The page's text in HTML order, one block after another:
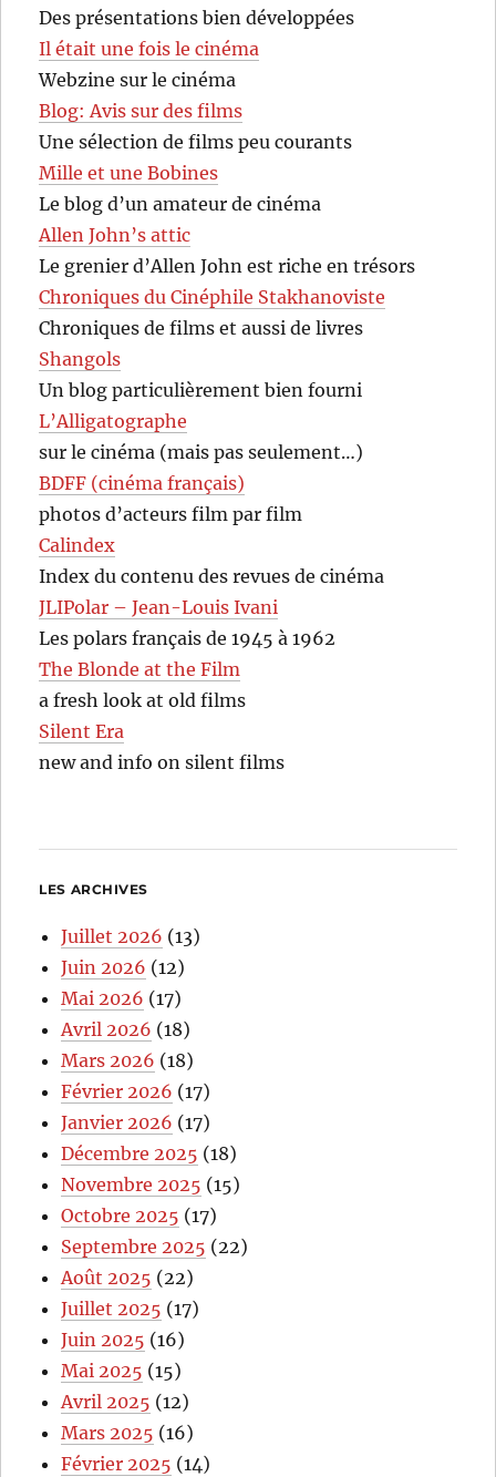
Des présentations bien développées
Il était une fois le cinéma
Webzine sur le cinéma
Blog: Avis sur des films
Une sélection de films peu courants
Mille et une Bobines
Le blog d’un amateur de cinéma
Allen John’s attic
Le grenier d’Allen John est riche en trésors
Chroniques du Cinéphile Stakhanoviste
Chroniques de films et aussi de livres
Shangols
Un blog particulièrement bien fourni
L’Alligatographe
sur le cinéma (mais pas seulement…)
BDFF (cinéma français)
photos d’acteurs film par film
Calindex
Index du contenu des revues de cinéma
JLIPolar – Jean-Louis Ivani
Les polars français de 1945 à 1962
The Blonde at the Film
a fresh look at old films
Silent Era
new and info on silent films
LES ARCHIVES
Juillet 2026 (13)
Juin 2026 (12)
Mai 2026 (17)
Avril 2026 (18)
Mars 2026 (18)
Février 2026 (17)
Janvier 2026 (17)
Décembre 2025 (18)
Novembre 2025 (15)
Octobre 2025 (17)
Septembre 2025 (22)
Août 2025 (22)
Juillet 2025 (17)
Juin 2025 (16)
Mai 2025 (15)
Avril 2025 (12)
Mars 2025 (16)
Février 2025 (14)